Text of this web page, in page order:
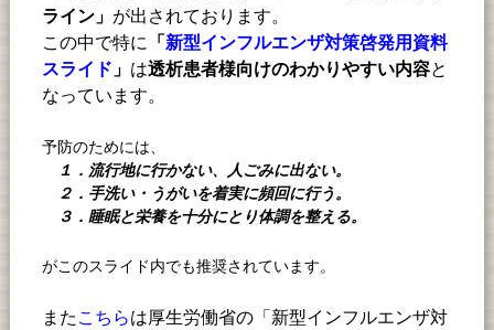
ライン」 が出されております。
この中で特に
「 新型インフルエンザ対策啓発用資料
スライド 」 は透析患者様向けのわかりやすい内容と
なっています。
予防のためには、
１．流行地に行かない、人ごみに出ない。
２．手洗い・うがいを着実に頻回に行う。
３．睡眠と栄養を十分にとり体調を整える。
がこのスライド内でも推奨されています。
また こちらは厚生労働省の「 新型インフルエンザ対